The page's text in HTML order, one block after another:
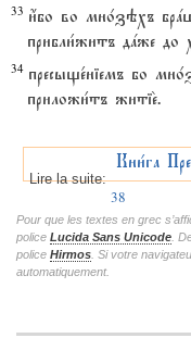
33 и4бо во мно1зэхъ
прибли1житъ дaже до
34 пресыще1ніемъ бо
приложи1тъ житіе2.
Lire la suite:
Кни1га
38
Pour que les textes en grec
police Lucida Sans Unicode .
police Hirmos . Si votre
automatiquement.